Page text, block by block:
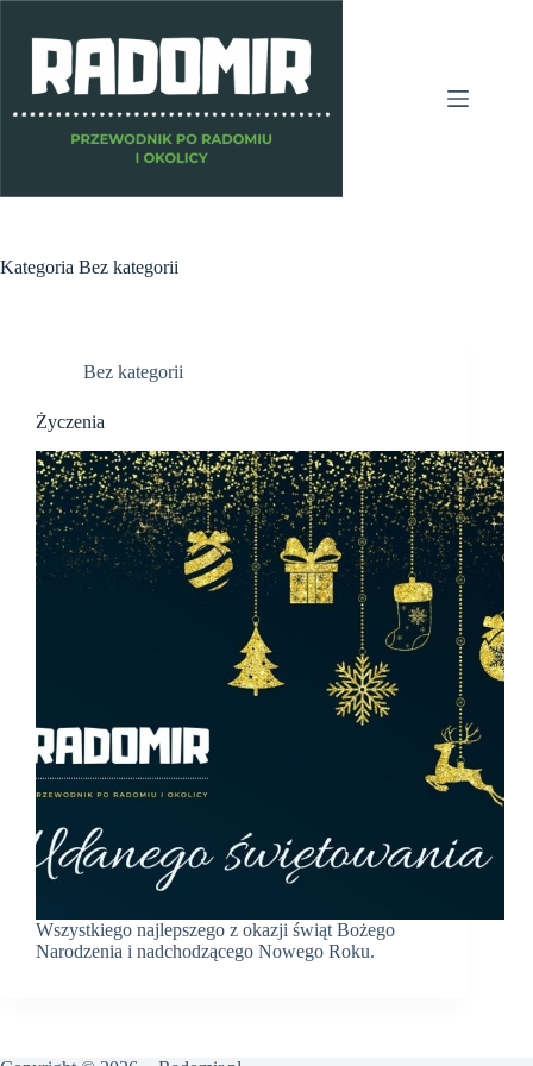
Kategoria Bez kategorii
Bez kategorii
Życzenia
Wszystkiego najlepszego z okazji świąt Bożego
Narodzenia i nadchodzącego Nowego Roku.